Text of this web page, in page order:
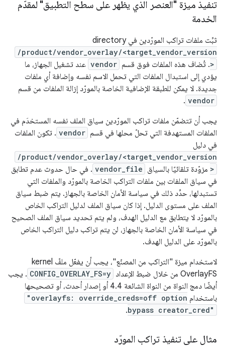
تنفيذ ميزة "العنصر الذي يظهر على سطح التطبيق" لمقدّم
الخدمة
ثبِّت ملفات تراكب المورّدين في directory
/product/vendor_overlay/<target_vendor_version
>. تُضاف هذه الملفات فوق قسم vendor عند تشغيل الجهاز، ما
يؤدي إلى استبدال الملفات التي تحمل الاسم نفسه وإضافة أي ملفات
جديدة. لا يمكن للطبقة الإضافية الخاصة بالمورّد إزالة الملفات من قسم
vendor
.
يجب أن تتضمّن ملفات تراكب المورّدين سياق الملف نفسه المستخدَم في
الملفات المستهدفة التي تحلّ محلها في قسم vendor . تكون الملفات
في دليل
/product/vendor_overlay/<target_vendor_version
> مزوّدة تلقائيًا بالسياق vendor_file . في حال حدوث عدم تطابق
في سياق الملفات بين ملفات التراكب الخاصة بالمورّد والملفات التي
تستبدلها، حدِّد ذلك في سياسة الأمان الخاصة بالجهاز. يتم ضبط سياق
الملف على مستوى الدليل. إذا كان سياق الملف لدليل التراكب الخاص
بالمورّد لا يتطابق مع الدليل الهدف، ولم يتم تحديد سياق الملف الصحيح
في سياسة الأمان الخاصة بالجهاز، لن يتم تراكب دليل التراكب الخاص
بالمورّد على الدليل الهدف.
لاستخدام ميزة "التراكب من المصنّع"، يجب أن يفعّل ملفّ kernel
OverlayFS من خلال ضبط الإعداد
CONFIG_OVERLAY_FS=y . يجب
أيضًا دمج النواة من النواة الشائعة 4.4 أو إصدار أحدث، أو تصحيحها
باستخدام "overlayfs: override_creds=off option
bypass creator_cred"
.
مثال على تنفيذ تراكب المورّد